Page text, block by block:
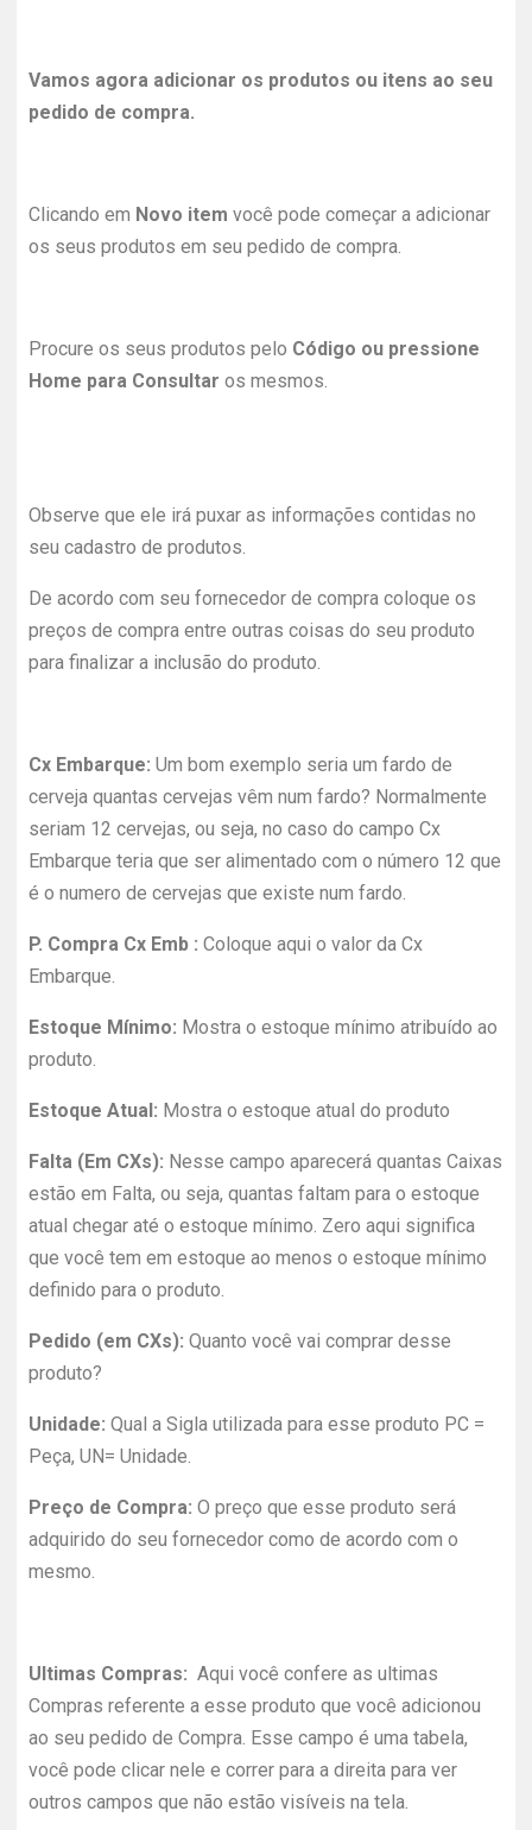
Vamos agora adicionar os produtos ou itens ao seu
pedido de compra.
Clicando em Novo item você pode começar a adicionar
os seus produtos em seu pedido de compra.
Procure os seus produtos pelo Código ou pressione
Home para Consultar os mesmos.
Observe que ele irá puxar as informações contidas no
seu cadastro de produtos.
De acordo com seu fornecedor de compra coloque os
preços de compra entre outras coisas do seu produto
para finalizar a inclusão do produto.
Cx Embarque: Um bom exemplo seria um fardo de
cerveja quantas cervejas vêm num fardo? Normalmente
seriam 12 cervejas, ou seja, no caso do campo Cx
Embarque teria que ser alimentado com o número 12 que
é o numero de cervejas que existe num fardo.
P. Compra Cx Emb : Coloque aqui o valor da Cx
Embarque.
Estoque Mínimo: Mostra o estoque mínimo atribuído ao
produto.
Estoque Atual: Mostra o estoque atual do produto
Falta (Em CXs): Nesse campo aparecerá quantas Caixas
estão em Falta, ou seja, quantas faltam para o estoque
atual chegar até o estoque mínimo. Zero aqui significa
que você tem em estoque ao menos o estoque mínimo
definido para o produto.
Pedido (em CXs): Quanto você vai comprar desse
produto?
Unidade: Qual a Sigla utilizada para esse produto PC =
Peça, UN= Unidade.
Preço de Compra: O preço que esse produto será
adquirido do seu fornecedor como de acordo com o
mesmo.
Ultimas Compras: Aqui você confere as ultimas
Compras referente a esse produto que você adicionou
ao seu pedido de Compra. Esse campo é uma tabela,
você pode clicar nele e correr para a direita para ver
outros campos que não estão visíveis na tela.